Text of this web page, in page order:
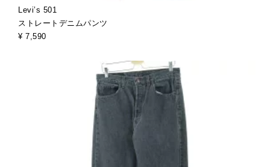
Levi’s 501
ストレートデニムパンツ
¥ 7,590